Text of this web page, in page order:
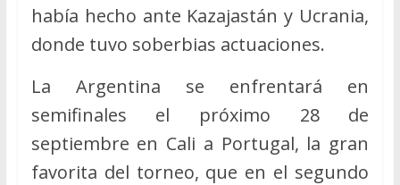
había hecho ante Kazajastán y Ucrania,
donde tuvo soberbias actuaciones.
La Argentina se enfrentará en
semifinales el próximo 28 de
septiembre en Cali a Portugal, la gran
favorita del torneo, que en el segundo